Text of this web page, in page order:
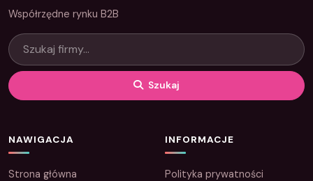
Współrzędne rynku B2B
Szukaj
NAWIGACJA
Strona główna
INFORMACJE
Polityka prywatności